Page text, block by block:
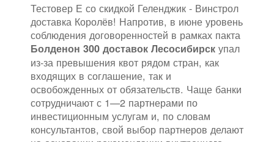
Тестовер Е со скидкой Геленджик - Винстрол
доставка Королёв! Напротив, в июне уровень
соблюдения договоренностей в рамках пакта
Болденон 300 доставок Лесосибирск упал
из-за превышения квот рядом стран, как
входящих в соглашение, так и
освобожденных от обязательств. Чаще банки
сотрудничают с 1—2 партнерами по
инвестиционным услугам и, по словам
консультантов, свой выбор партнеров делают